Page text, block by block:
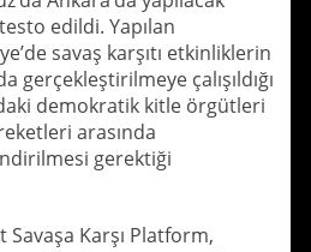
edildi. Yapılan
savaş karşıtı etkinliklerin
gerçekleştirilmeye çalışıldığı
demokratik kitle örgütleri
arasında
gerektiği
Savaşa Karşı Platform,